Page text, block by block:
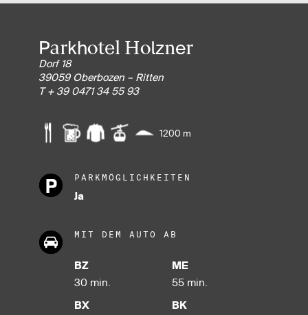
Parkhotel Holzner
Dorf 18
39059 Oberbozen – Ritten
T + 39 0471 34 55 93
1200 m
PARKMÖGLICHKEITEN
Ja
MIT DEM AUTO AB
BZ
30 min.
ME
55 min.
BX
BK